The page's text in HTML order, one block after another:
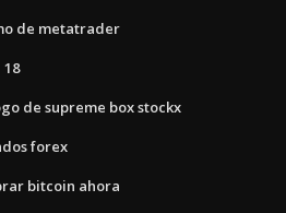
de metatrader
de supreme box stockx
forex
bitcoin ahora